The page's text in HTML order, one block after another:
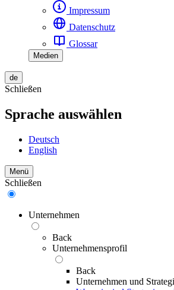
Impressum
Datenschutz
Glossar
Medien
de
Schließen
Sprache auswählen
Deutsch
English
Menü
Schließen
Unternehmen
Back
Unternehmensprofil
Back
Unternehmen und